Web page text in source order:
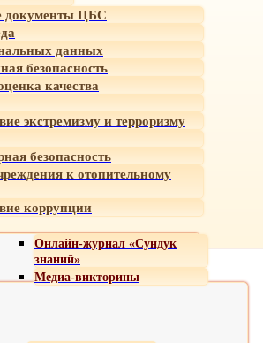
документы ЦБС
данных
безопасность
качества
экстремизму и терроризму
безопасность
к отопительному
коррупции
Онлайн-журнал «Сундук
знаний»
Медиа-викторины